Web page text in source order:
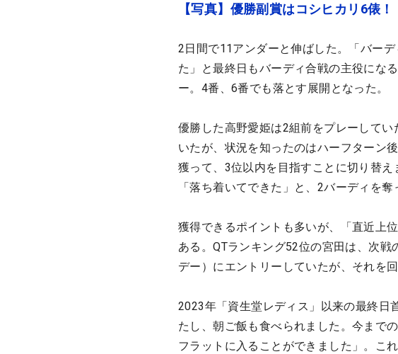
【写真】優勝副賞はコシヒカリ6俵！
2日間で11アンダーと伸ばした。「バー
た」と最終日もバーディ合戦の主役にな
ー。4番、6番でも落とす展開となった。
優勝した高野愛姫は2組前をプレーして
いたが、状況を知ったのはハーフターン
獲って、3位以内を目指すことに切り替
「落ち着いてできた」と、2バーディを奪
獲得できるポイントも多いが、「直近上
ある。QTランキング52位の宮田は、次
デー）にエントリーしていたが、それを
2023年「資生堂レディス」以来の最終日
たし、朝ご飯も食べられました。今まで
フラットに入ることができました」。こ